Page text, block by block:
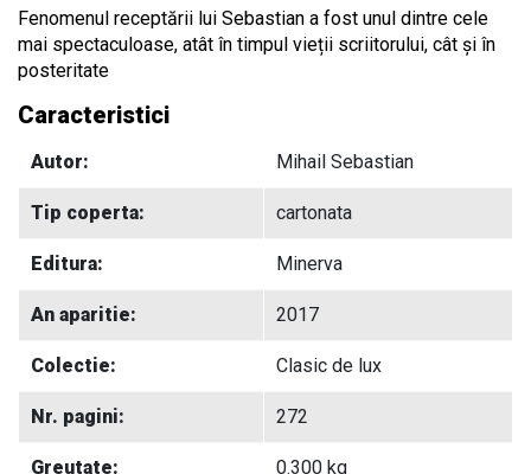
Fenomenul receptării lui Sebastian a fost unul dintre cele
mai spectaculoase, atât în timpul vieții scriitorului, cât și în
posteritate
Caracteristici
Autor: Mihail Sebastian
Tip coperta: cartonata
Editura: Minerva
An aparitie: 2017
Colectie: Clasic de lux
Nr. pagini: 272
Greutate: 0.300 kg